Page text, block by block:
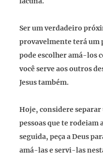
Ser um verdadeiro
provavelmente terá um
pode escolher amá-los
você serve aos outros
Jesus também.
Hoje, considere
pessoas que te rodeiam
seguida, peça a Deus
amá-las e servi-las